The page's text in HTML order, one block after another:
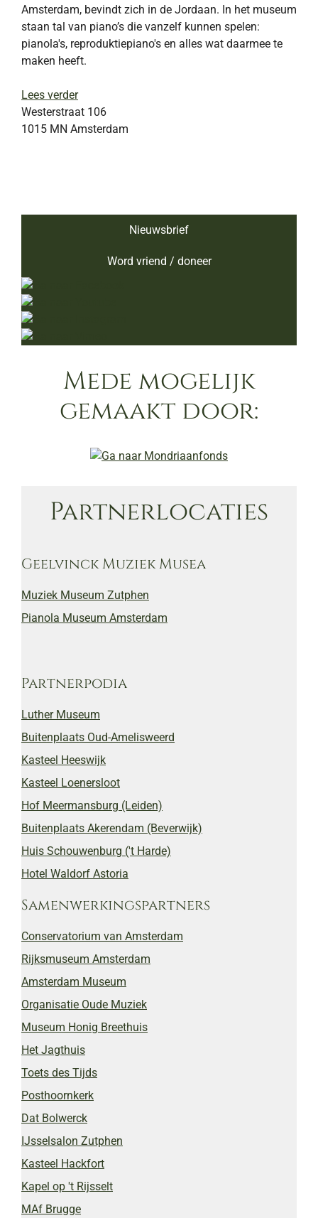
Amsterdam, bevindt zich in de Jordaan. In het museum
staan tal van piano’s die vanzelf kunnen spelen:
pianola's, reproduktiepiano's en alles wat daarmee te
maken heeft.
Lees verder
Westerstraat 106
1015 MN Amsterdam
Nieuwsbrief
Word vriend / doneer
Mede mogelijk
gemaakt door:
Partnerlocaties
Geelvinck Muziek Musea
Muziek Museum Zutphen
Pianola Museum Amsterdam
Partnerpodia
Luther Museum
Buitenplaats Oud-Amelisweerd
Kasteel Heeswijk
Kasteel Loenersloot
Hof Meermansburg (Leiden)
Buitenplaats Akerendam (Beverwijk)
Huis Schouwenburg ('t Harde)
Hotel Waldorf Astoria
Samenwerkingspartners
Conservatorium van Amsterdam
Rijksmuseum Amsterdam
Amsterdam Museum
Organisatie Oude Muziek
Museum Honig Breethuis
Het Jagthuis
Toets des Tijds
Posthoornkerk
Dat Bolwerck
IJsselsalon Zutphen
Kasteel Hackfort
Kapel op 't Rijsselt
MAf Brugge